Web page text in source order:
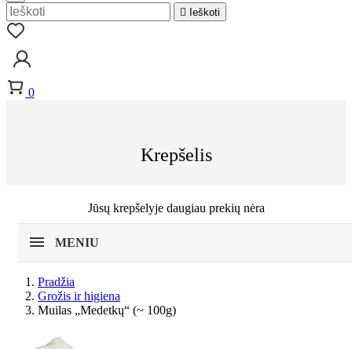

Ieškoti
0
Krepšelis
Jūsų krepšelyje daugiau prekių nėra
MENIU
Pradžia
Grožis ir higiena
Muilas „Medetkų“ (~ 100g)